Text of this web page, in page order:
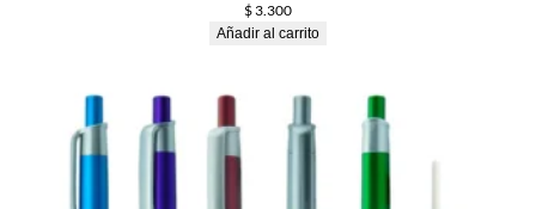
$3.300
Añadir al carrito